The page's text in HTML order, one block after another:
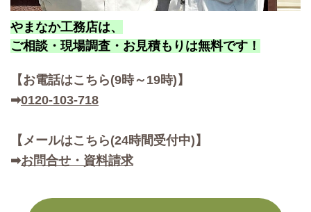
やまなか工務店は、
ご相談・現場調査・お見積もりは無料です！
【お電話はこちら(9時～19時)】
➡0120-103-718
【メールはこちら(24時間受付中)】
➡お問合せ・資料請求